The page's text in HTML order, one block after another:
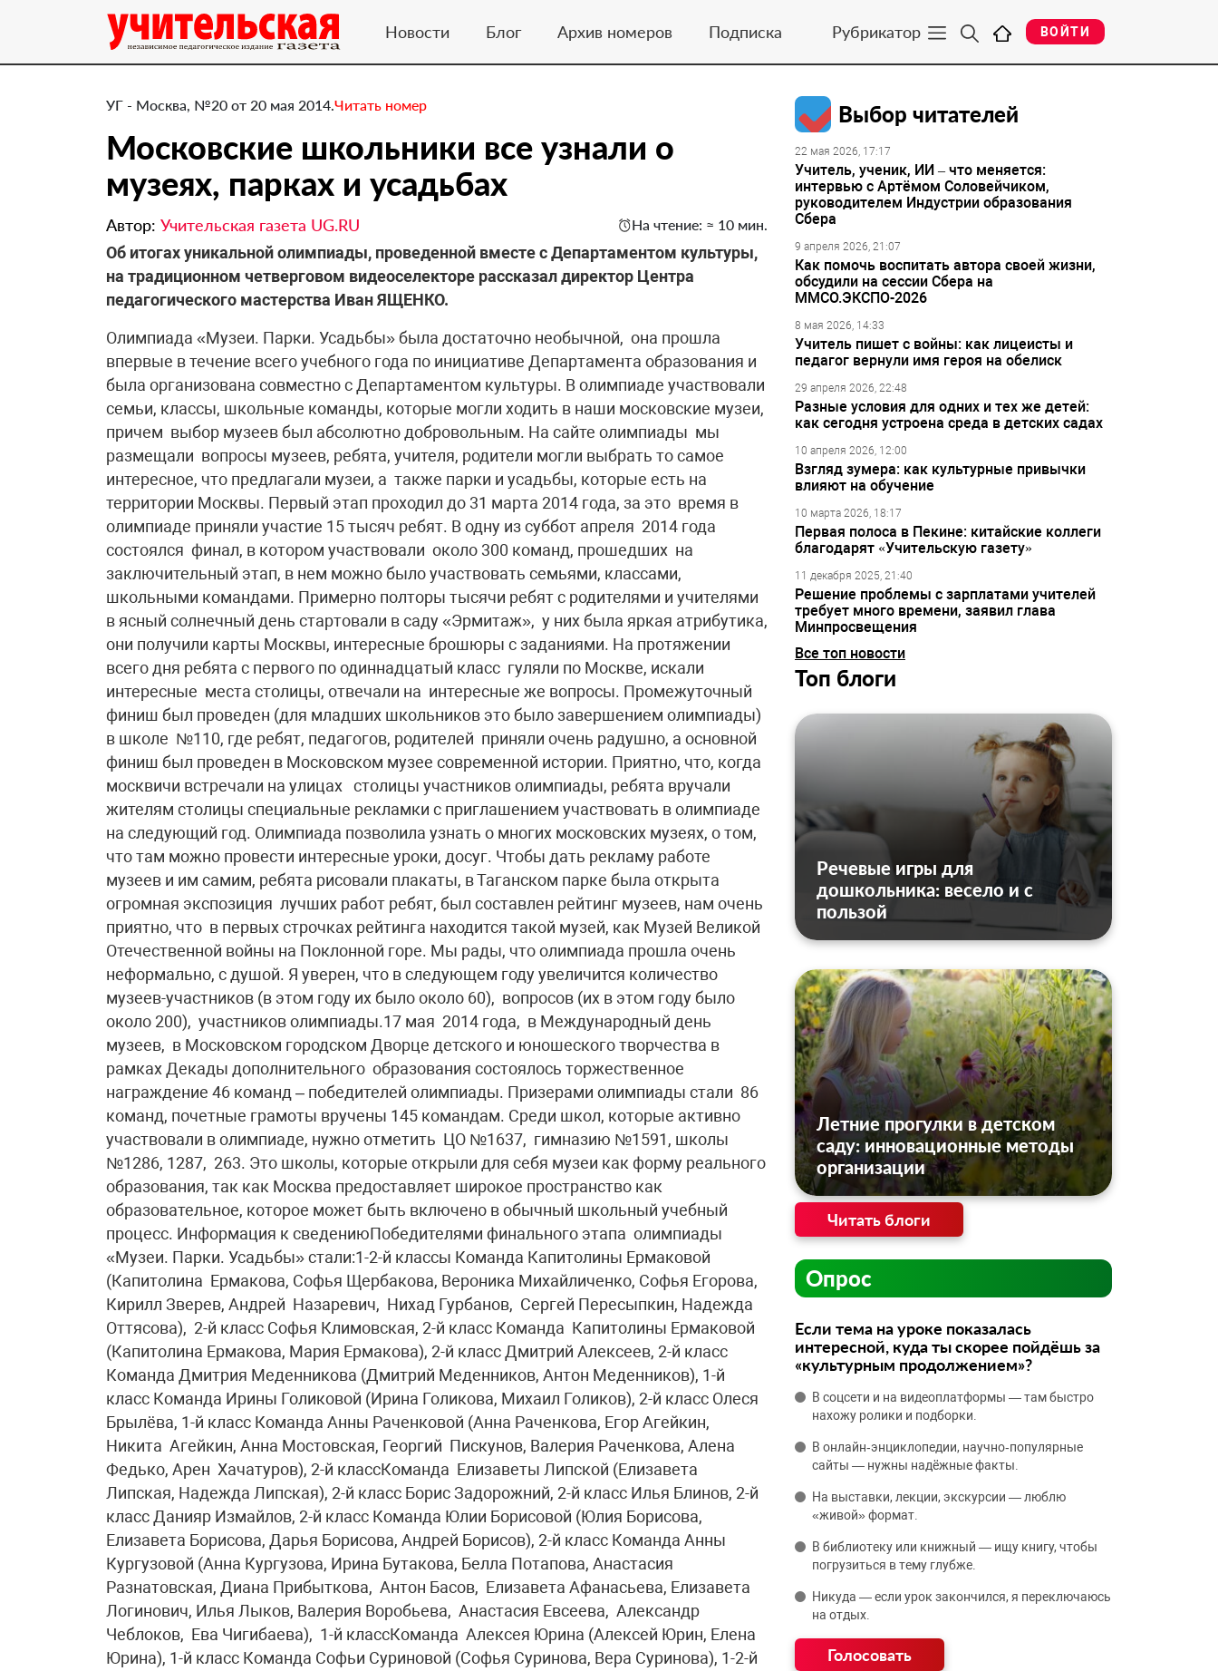
Новости Блог Архив номеров Подписка Рубрикатор ВОЙТИ
УГ - Москва, №20 от 20 мая 2014.Читать номер
Московские школьники все узнали о
музеях, парках и усадьбах
Автор: Учительская газета UG.RU На чтение: ≈ 10 мин.
​Об итогах уникальной олимпиады, проведенной вместе с Департаментом культуры,
на традиционном четверговом видеоселекторе рассказал директор Центра
педагогического мастерства Иван ЯЩЕНКО.
Олимпиада «Музеи. Парки. Усадьбы» была достаточно необычной, она прошла
впервые в течение всего учебного года по инициативе Департамента образования и
была организована совместно с Департаментом культуры. В олимпиаде участвовали
семьи, классы, школьные команды, которые могли ходить в наши московские музеи,
причем выбор музеев был абсолютно добровольным. На сайте олимпиады мы
размещали вопросы музеев, ребята, учителя, родители могли выбрать то самое
интересное, что предлагали музеи, а также парки и усадьбы, которые есть на
территории Москвы. Первый этап проходил до 31 марта 2014 года, за это время в
олимпиаде приняли участие 15 тысяч ребят. В одну из суббот апреля 2014 года
состоялся финал, в котором участвовали около 300 команд, прошедших на
заключительный этап, в нем можно было участвовать семьями, классами,
школьными командами. Примерно полторы тысячи ребят с родителями и учителями
в ясный солнечный день стартовали в саду «Эрмитаж», у них была яркая атрибутика,
они получили карты Москвы, интересные брошюры с заданиями. На протяжении
всего дня ребята с первого по одиннадцатый класс гуляли по Москве, искали
интересные места столицы, отвечали на интересные же вопросы. Промежуточный
финиш был проведен (для младших школьников это было завершением олимпиады)
в школе №110, где ребят, педагогов, родителей приняли очень радушно, а основной
финиш был проведен в Московском музее современной истории. Приятно, что, когда
москвичи встречали на улицах столицы участников олимпиады, ребята вручали
жителям столицы специальные рекламки с приглашением участвовать в олимпиаде
на следующий год. Олимпиада позволила узнать о многих московских музеях, о том,
что там можно провести интересные уроки, досуг. Чтобы дать рекламу работе
музеев и им самим, ребята рисовали плакаты, в Таганском парке была открыта
огромная экспозиция лучших работ ребят, был составлен рейтинг музеев, нам очень
приятно, что в первых строчках рейтинга находится такой музей, как Музей Великой
Отечественной войны на Поклонной горе. Мы рады, что олимпиада прошла очень
неформально, с душой. Я уверен, что в следующем году увеличится количество
музеев-участников (в этом году их было около 60), вопросов (их в этом году было
около 200), участников олимпиады.17 мая 2014 года, в Международный день
музеев, в Московском городском Дворце детского и юношеского творчества в
рамках Декады дополнительного образования состоялось торжественное
награждение 46 команд – победителей олимпиады. Призерами олимпиады стали 86
команд, почетные грамоты вручены 145 командам. Среди школ, которые активно
участвовали в олимпиаде, нужно отметить ЦО №1637, гимназию №1591, школы
№1286, 1287, 263. Это школы, которые открыли для себя музеи как форму реального
образования, так как Москва предоставляет широкое пространство как
образовательное, которое может быть включено в обычный школьный учебный
процесс. Информация к сведениюПобедителями финального этапа олимпиады
«Музеи. Парки. Усадьбы» стали:1-2-й классы Команда Капитолины Ермаковой
(Капитолина Ермакова, Софья Щербакова, Вероника Михайличенко, Софья Егорова,
Кирилл Зверев, Андрей Назаревич, Нихад Гурбанов, Сергей Пересыпкин, Надежда
Оттясова), 2-й класс Софья Климовская, 2-й класс Команда Капитолины Ермаковой
(Капитолина Ермакова, Мария Ермакова), 2-й класс Дмитрий Алексеев, 2-й класс
Команда Дмитрия Меденникова (Дмитрий Меденников, Антон Меденников), 1-й
класс Команда Ирины Голиковой (Ирина Голикова, Михаил Голиков), 2-й класс Олеся
Брылёва, 1-й класс Команда Анны Раченковой (Анна Раченкова, Егор Агейкин,
Никита Агейкин, Анна Мостовская, Георгий Пискунов, Валерия Раченкова, Алена
Федько, Арен Хачатуров), 2-й классКоманда Елизаветы Липской (Елизавета
Липская, Надежда Липская), 2-й класс Борис Задорожний, 2-й класс Илья Блинов, 2-й
класс Данияр Измайлов, 2-й класс Команда Юлии Борисовой (Юлия Борисова,
Елизавета Борисова, Дарья Борисова, Андрей Борисов), 2-й класс Команда Анны
Кургузовой (Анна Кургузова, Ирина Бутакова, Белла Потапова, Анастасия
Разнатовская, Диана Прибыткова, Антон Басов, Елизавета Афанасьева, Елизавета
Логинович, Илья Лыков, Валерия Воробьева, Анастасия Евсеева, Александр
Чеблоков, Ева Чигибаева), 1-й классКоманда Алексея Юрина (Алексей Юрин, Елена
Юрина), 1-й класс Команда Софьи Суриновой (Софья Суринова, Вера Суринова), 1-2-й
Выбор читателей
22 мая 2026, 17:17
Учитель, ученик, ИИ – что меняется:
интервью с Артёмом Соловейчиком,
руководителем Индустрии образования
Сбера
9 апреля 2026, 21:07
Как помочь воспитать автора своей жизни,
обсудили на сессии Сбера на
ММСО.ЭКСПО-2026
8 мая 2026, 14:33
Учитель пишет с войны: как лицеисты и
педагог вернули имя героя на обелиск
29 апреля 2026, 22:48
Разные условия для одних и тех же детей:
как сегодня устроена среда в детских садах
10 апреля 2026, 12:00
Взгляд зумера: как культурные привычки
влияют на обучение
10 марта 2026, 18:17
Первая полоса в Пекине: китайские коллеги
благодарят «Учительскую газету»
11 декабря 2025, 21:40
Решение проблемы с зарплатами учителей
требует много времени, заявил глава
Минпросвещения
Все топ новости
Топ блоги
Речевые игры для
дошкольника: весело и с
пользой
Летние прогулки в детском
саду: инновационные методы
организации
Читать блоги
Опрос
Если тема на уроке показалась
интересной, куда ты скорее пойдёшь за
«культурным продолжением»?
В соцсети и на видеоплатформы — там быстро
нахожу ролики и подборки.
В онлайн‑энциклопедии, научно‑популярные
сайты — нужны надёжные факты.
На выставки, лекции, экскурсии — люблю
«живой» формат.
В библиотеку или книжный — ищу книгу, чтобы
погрузиться в тему глубже.
Никуда — если урок закончился, я переключаюсь
на отдых.